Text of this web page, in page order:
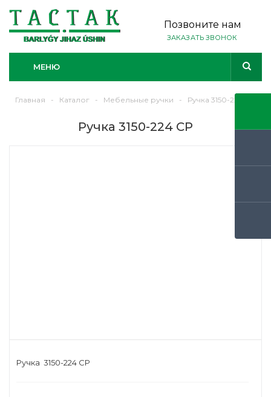
Позвоните нам
ЗАКАЗАТЬ ЗВОНОК
МЕНЮ
Главная - Каталог - Мебельные ручки - Ручка 3150-224 CP
Ручка 3150-224 CP
Ручка 3150-224 CP